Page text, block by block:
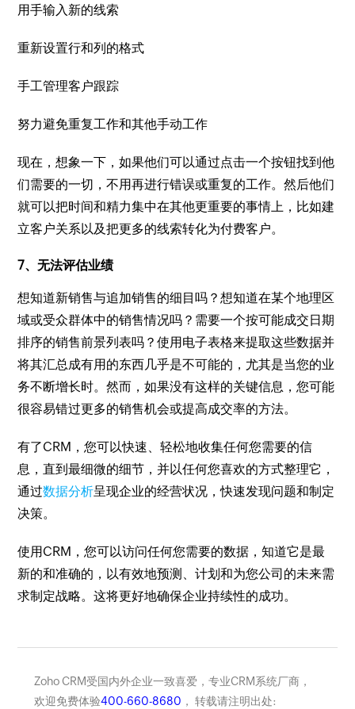
用手输入新的线索
重新设置行和列的格式
手工管理客户跟踪
努力避免重复工作和其他手动工作
现在，想象一下，如果他们可以通过点击一个按钮找到他
们需要的一切，不用再进行错误或重复的工作。然后他们
就可以把时间和精力集中在其他更重要的事情上，比如建
立客户关系以及把更多的线索转化为付费客户。
7、无法评估业绩
想知道新销售与追加销售的细目吗？想知道在某个地理区
域或受众群体中的销售情况吗？需要一个按可能成交日期
排序的销售前景列表吗？使用电子表格来提取这些数据并
将其汇总成有用的东西几乎是不可能的，尤其是当您的业
务不断增长时。然而，如果没有这样的关键信息，您可能
很容易错过更多的销售机会或提高成交率的方法。
有了CRM，您可以快速、轻松地收集任何您需要的信
息，直到最细微的细节，并以任何您喜欢的方式整理它，
通过数据分析呈现企业的经营状况，快速发现问题和制定
决策。
使用CRM，您可以访问任何您需要的数据，知道它是最
新的和准确的，以有效地预测、计划和为您公司的未来需
求制定战略。这将更好地确保企业持续性的成功。
Zoho CRM受国内外企业一致喜爱，专业CRM系统厂商，
欢迎免费体验400-660-8680 ， 转载请注明出处: